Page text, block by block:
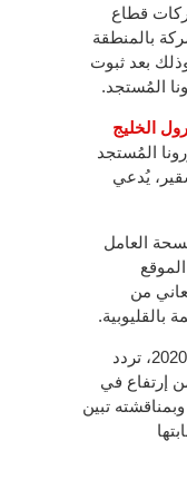
قطاع
بالمنطقة
نصر لمدة 14 يوماً، وذلك بعد ثبوت
المُستجد.
الخليج
المُستجد
يُدعي
العامل
ولا يعاني من
بالقليوبية.
وقالت الشركة أنه بتاريخ 27 إبريل 2020، تردد
إرتفاع في
تبين